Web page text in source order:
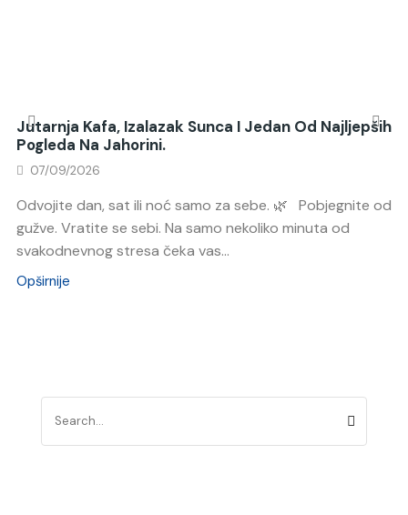
Jutarnja Kafa, Izalazak Sunca I Jedan Od Najljepših
Pogleda Na Jahorini.
07/09/2026
Odvojite dan, sat ili noć samo za sebe. 🌿 Pobjegnite od
gužve. Vratite se sebi. Na samo nekoliko minuta od
svakodnevnog stresa čeka vas...
Opširnije